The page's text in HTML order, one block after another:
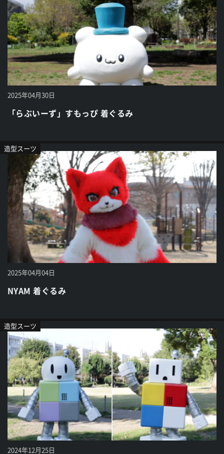
2025年04月30日
「らぶいーず」すもっぴ 着ぐるみ
2025年04月04日
造型スーツ
NYAM 着ぐるみ
2024年12月25日
造型スーツ